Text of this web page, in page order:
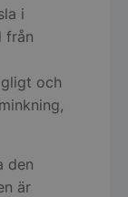
i
från
och
den
är